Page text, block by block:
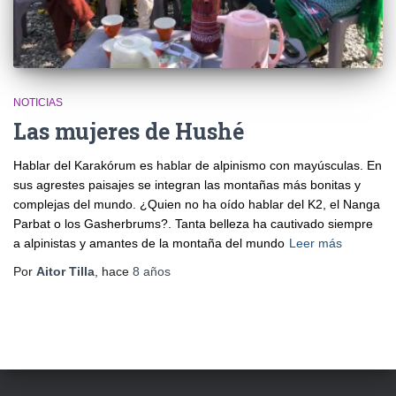
NOTICIAS
Las mujeres de Hushé
Hablar del Karakórum es hablar de alpinismo con mayúsculas. En
sus agrestes paisajes se integran las montañas más bonitas y
complejas del mundo. ¿Quien no ha oído hablar del K2, el Nanga
Parbat o los Gasherbrums?. Tanta belleza ha cautivado siempre
a alpinistas y amantes de la montaña del mundo Leer más
Por Aitor Tilla , hace 8 años